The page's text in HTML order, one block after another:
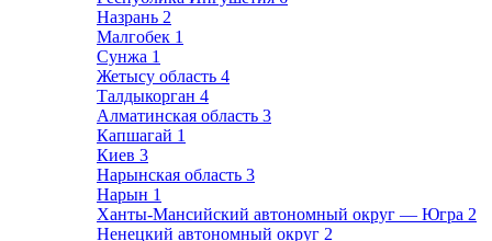
Назрань 2
Малгобек 1
Сунжа 1
Жетысу область 4
Талдыкорган 4
Алматинская область 3
Капшагай 1
Киев 3
Нарынская область 3
Нарын 1
Ханты-Мансийский автономный округ — Югра 2
Ненецкий автономный округ 2